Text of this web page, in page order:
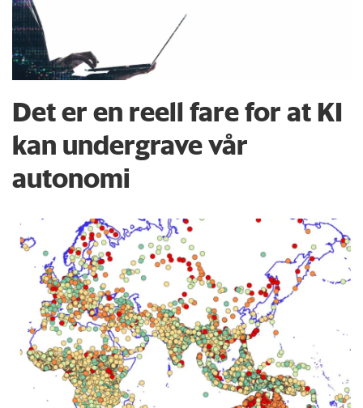
Det er en reell fare for at KI
kan undergrave vår
autonomi